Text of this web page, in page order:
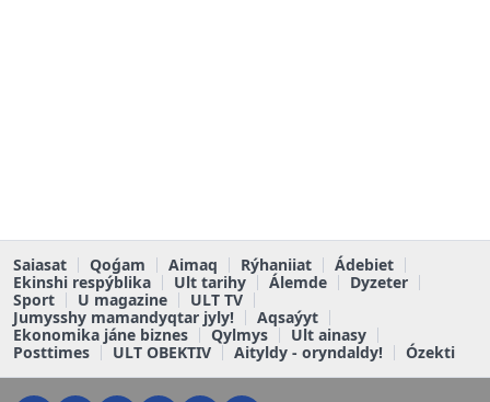
Saiasat Qoǵam Aimaq Rýhaniiat
Ádebiet
Ekinshi respýblika
Ult tarihy Álemde
Dyzeter
Sport
U magazine
ULT TV
Jumysshy mamandyqtar jyly!
Aqsaýyt
Ekonomika jáne biznes
Qylmys
Ult ainasy
Posttimes
ULT OBEKTIV Aityldy - oryndaldy! Ózekti